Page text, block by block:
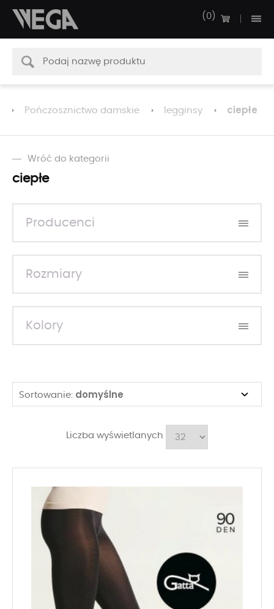
0
Pończosznictwo damskie legginsy ciepłe
Wróć do kategorii
ciepłe
Producenci
Rozmiary
Kolory
Sortowanie: domyślne
Liczba wyświetlanych